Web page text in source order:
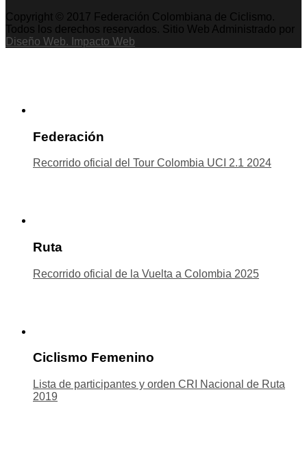
Copyright © 2017 Federación Colombiana de Ciclismo.
Todos los derechos reservados. Sitio Web Administrado por
Diseño Web. Impacto Web
Federación
Recorrido oficial del Tour Colombia UCI 2.1 2024
Ruta
Recorrido oficial de la Vuelta a Colombia 2025
Ciclismo Femenino
Lista de participantes y orden CRI Nacional de Ruta
2019